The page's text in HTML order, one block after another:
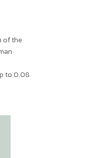
of the
to 0.08